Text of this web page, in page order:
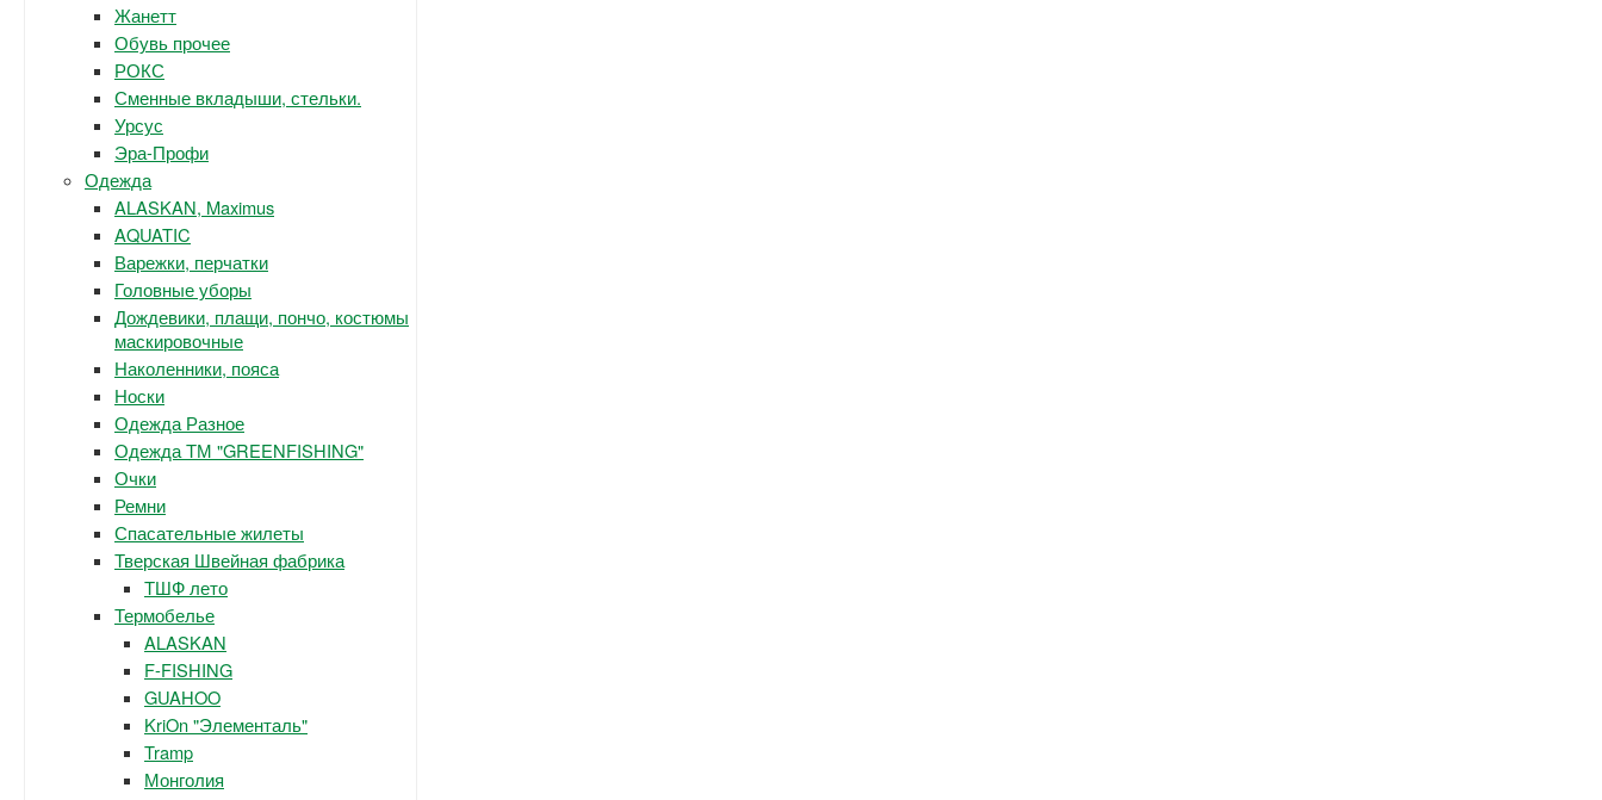
Жанетт
Обувь прочее
РОКС
Сменные вкладыши, стельки.
Урсус
Эра-Профи
Одежда
ALASKAN, Maximus
AQUATIC
Варежки, перчатки
Головные уборы
Дождевики, плащи, пончо, костюмы
маскировочные
Наколенники, пояса
Носки
Одежда Разное
Одежда ТМ "GREENFISHING"
Очки
Ремни
Спасательные жилеты
Тверская Швейная фабрика
ТШФ лето
Термобелье
ALASKAN
F-FISHING
GUAHOO
KriOn "Элементаль"
Tramp
Монголия